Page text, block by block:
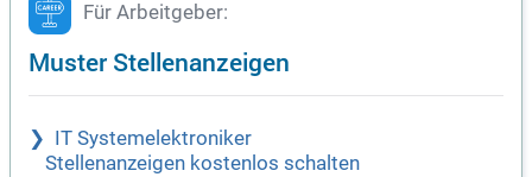
Für Arbeitgeber:
Muster Stellenanzeigen
IT Systemelektroniker
Stellenanzeigen kostenlos schalten